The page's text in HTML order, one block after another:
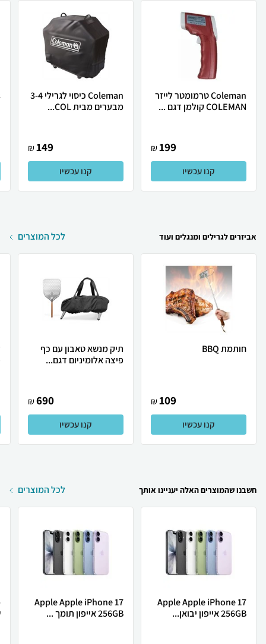
Coleman טרמומטר לייזר
COLEMAN קולמן דגם ...
199
₪
קנו עכשיו
Coleman כיסוי לגרילי 3-4
מבערים מבית COL...
149
₪
קנו עכשיו
אביזרים לגרילים ומנגלים ועוד לכל המוצרים
חותמת BBQ
109
₪
קנו עכשיו
תיק מנשא טאבון עם כף
פיצה אלומיניום דגם...
690
₪
קנו עכשיו
חשבנו שהמוצרים האלה יעניינו אותך לכל המוצרים
Apple Apple iPhone 17
256GB אייפון יבואן...
Apple Apple iPhone 17
256GB אייפון תומך ...